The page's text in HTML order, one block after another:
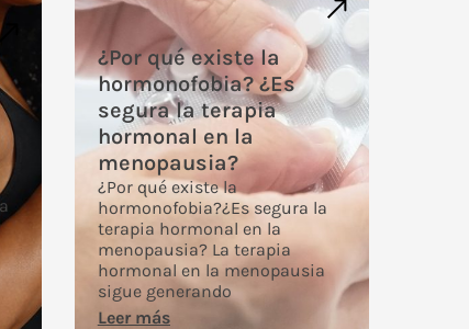
¿Por qué existe la
hormonofobia? ¿Es
segura la terapia
hormonal en la
menopausia?
¿Por qué existe la
hormonofobia?¿Es segura la
terapia hormonal en la
menopausia? La terapia
hormonal en la menopausia
sigue generando
Leer más